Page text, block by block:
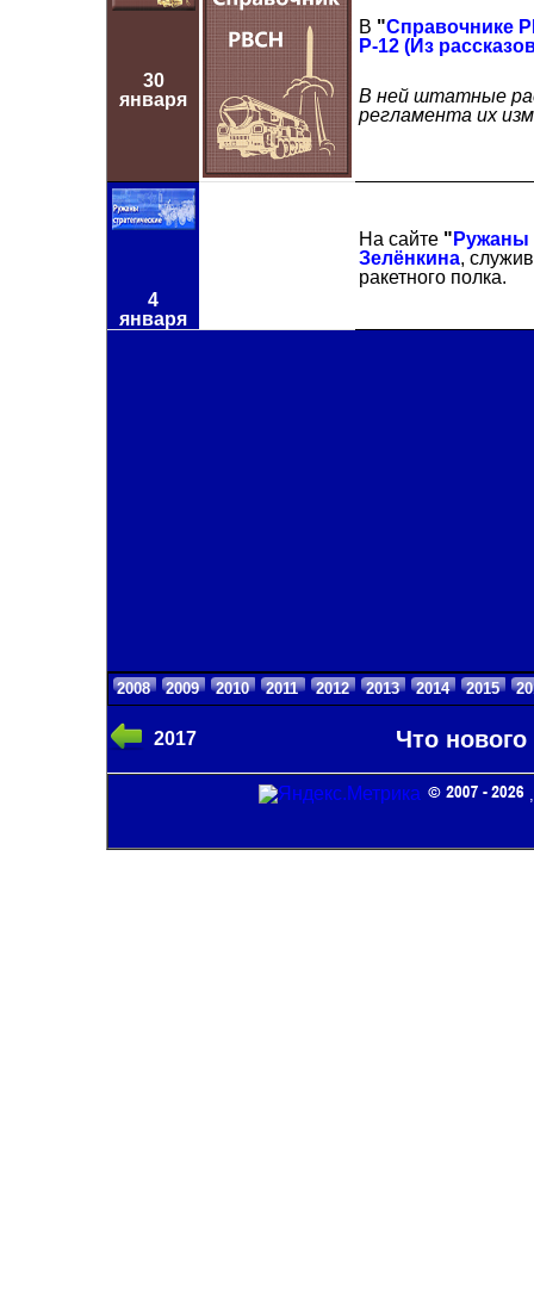
30
января
В "Справочнике
Р-12 (Из
В ней штатные
регламента их
4
января
На сайте " Ружаны
Зелёнкина,
ракетного полка.
2008 2009 2010 2011 2012 2013 2014 2015
2017 Что нового